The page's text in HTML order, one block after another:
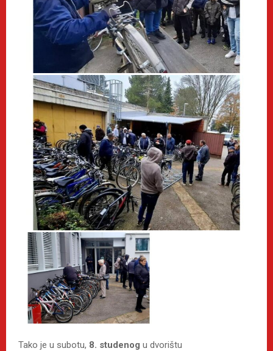
Tako je u subotu, 8. studenog u dvorištu